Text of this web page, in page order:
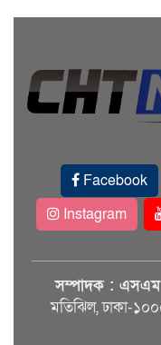
Facebook
Instagram
সম্পাদক :
মতিঝিল, ঢাকা-